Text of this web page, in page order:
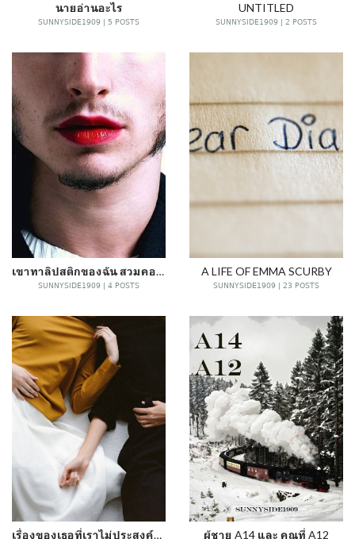
นายอ่านอะไร
SUNNYSIDE1909 | 5 POSTS
UNTITLED
SUNNYSIDE1909 | 2 POSTS
เขาทาลิปสติกของฉัน สวมคอร์เซตของฉัน และฉันตกหลุมรักเขา
SUNNYSIDE1909 | 4 POSTS
A LIFE OF EMMA SCURBY
SUNNYSIDE1909 | 23 POSTS
เรื่องของเธอที่เราไม่ประสงค์ออกนาม ผู้ชาย A14 และ คุณที่ A12